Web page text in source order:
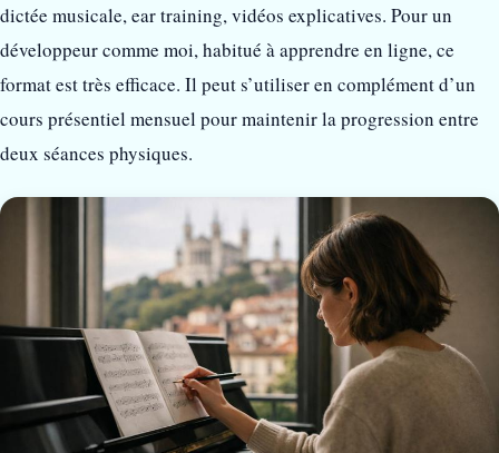
dictée musicale, ear training, vidéos explicatives. Pour un
développeur comme moi, habitué à apprendre en ligne, ce
format est très efficace. Il peut s’utiliser en complément d’un
cours présentiel mensuel pour maintenir la progression entre
deux séances physiques.